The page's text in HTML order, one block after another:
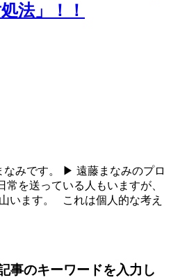
法」！！
なみです。 ▶ 遠藤まなみのプロ
を送っている人もいますが、
います。 これは個人的な考え
事のキーワードを入力し